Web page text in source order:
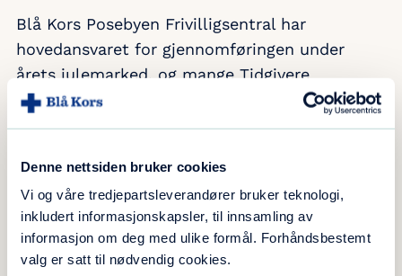
Denne nettsiden bruker cookies
Vi og våre tredjepartsleverandører bruker teknologi,
inkludert informasjonskapsler, til innsamling av
informasjon om deg med ulike formål. Forhåndsbestemt
valg er satt til nødvendig cookies.
Blå Kors Posebyen Frivilligsentral har
hovedansvaret for gjennomføringen under
årets julemarked, og mange Tidgivere
(frivillige) blir selvsagt med, alt for å skape en
god og trygg ramme om markedet for både
Auksjon og basar
– Det blir godt over 20 Tidgivere som er med,